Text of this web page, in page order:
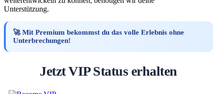
Unterstützung.
🚀 Mit Premium bekommst du das volle Erlebnis ohne
Unterbrechungen!
Jetzt VIP Status erhalten